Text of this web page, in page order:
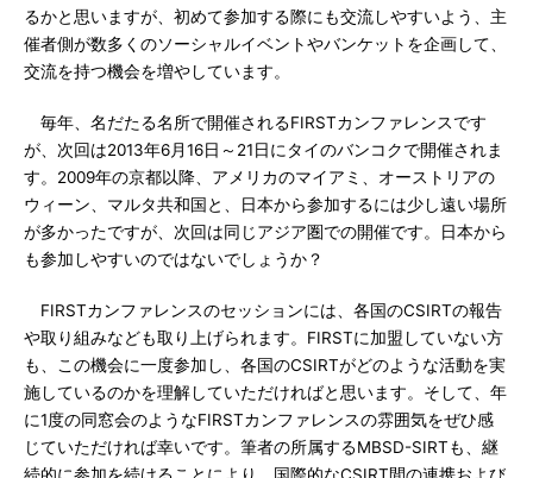
るかと思いますが、初めて参加する際にも交流しやすいよう、主
催者側が数多くのソーシャルイベントやバンケットを企画して、
交流を持つ機会を増やしています。
毎年、名だたる名所で開催されるFIRSTカンファレンスです
が、次回は2013年6月16日～21日にタイのバンコクで開催されま
す。2009年の京都以降、アメリカのマイアミ、オーストリアの
ウィーン、マルタ共和国と、日本から参加するには少し遠い場所
が多かったですが、次回は同じアジア圏での開催です。日本から
も参加しやすいのではないでしょうか？
FIRSTカンファレンスのセッションには、各国のCSIRTの報告
や取り組みなども取り上げられます。FIRSTに加盟していない方
も、この機会に一度参加し、各国のCSIRTがどのような活動を実
施しているのかを理解していただければと思います。そして、年
に1度の同窓会のようなFIRSTカンファレンスの雰囲気をぜひ感
じていただければ幸いです。筆者の所属するMBSD-SIRTも、継